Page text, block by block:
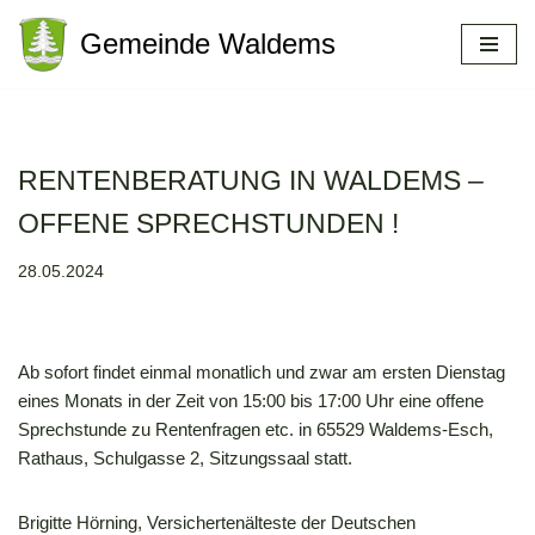
Zum
Gemeinde Waldems
RENTENBERATUNG IN WALDEMS –
OFFENE SPRECHSTUNDEN !
28.05.2024
Ab sofort findet einmal monatlich und zwar am ersten Dienstag
eines Monats in der Zeit von 15:00 bis 17:00 Uhr eine offene
Sprechstunde zu Rentenfragen etc. in 65529 Waldems-Esch,
Rathaus, Schulgasse 2, Sitzungssaal statt.
Brigitte Hörning, Versichertenälteste der Deutschen